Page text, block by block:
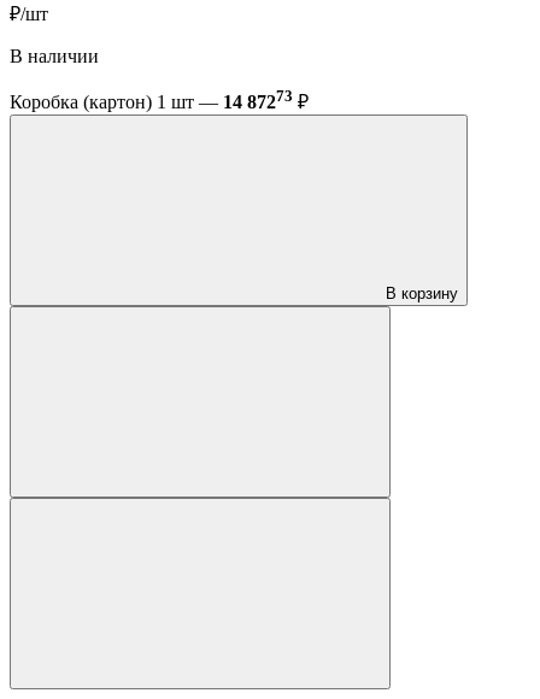
₽/шт
В наличии
Коробка (картон) 1 шт — 14 87273 ₽
В корзину